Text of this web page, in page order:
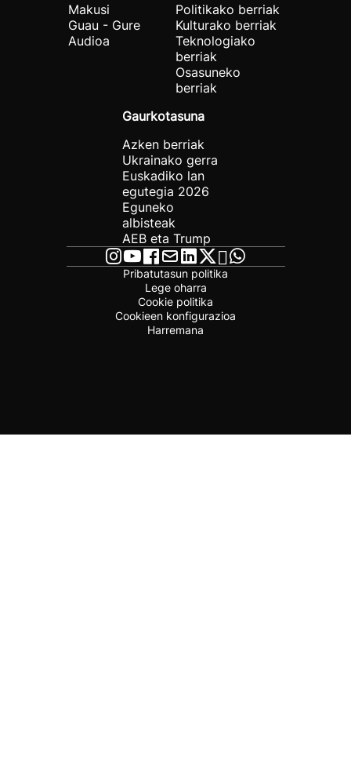
Makusi
Guau - Gure
Audioa
Politikako berriak
Kulturako berriak
Teknologiako
berriak
Osasuneko
berriak
Gaurkotasuna
Azken berriak
Ukrainako gerra
Euskadiko lan
egutegia 2026
Eguneko
albisteak
AEB eta Trump
Pribatutasun politika
Lege oharra
Cookie politika
Cookieen konfigurazioa
Harremana